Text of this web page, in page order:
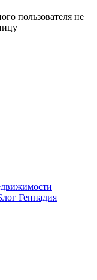
пользователя не
Геннадия